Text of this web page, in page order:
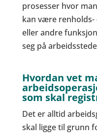
prosesser hvor
kan være renholds-
eller andre
seg på
Hvordan vet
som skal
Det er alltid
skal ligge til grunn